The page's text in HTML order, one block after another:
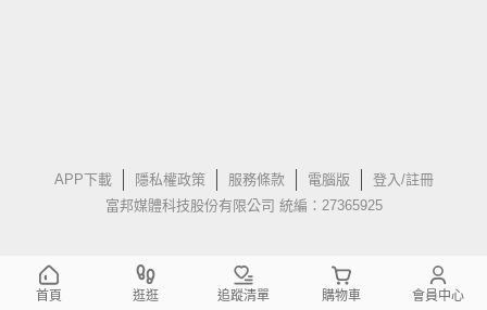
APP下載 隱私權政策 服務條款 電腦版
登入/註冊
富邦媒體科技股份有限公司 統編：27365925
首頁 逛逛 追蹤清單 購物車 會員中心